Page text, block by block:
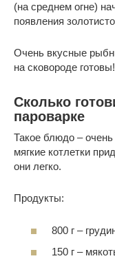
(на среднем огне)
появления
Очень вкусные
на сковороде готовы!
Сколько
пароварке
Такое блюдо –
мягкие котлетки
они легко.
Продукты:
800 г –
150 г –